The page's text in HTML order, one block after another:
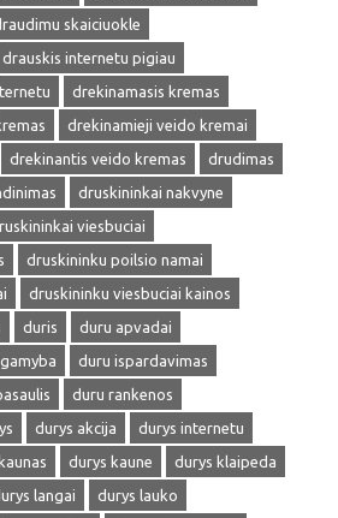
skaiciuokle
drauskis internetu pigiau
drekinamasis kremas
drekinamieji veido kremai
drekinantis veido kremas
drudimas
druskininkai nakvyne
viesbuciai
druskininku poilsio namai
druskininku viesbuciai kainos
duris
duru apvadai
duru ispardavimas
duru rankenos
durys akcija
durys internetu
durys kaune
durys klaipeda
langai
durys lauko